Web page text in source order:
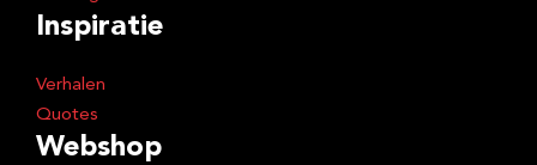
Inspiratie
Verhalen
Quotes
Webshop